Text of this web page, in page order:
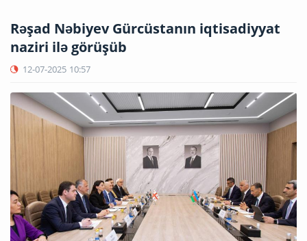
Rəşad Nəbiyev Gürcüstanın iqtisadiyyat
naziri ilə görüşüb
12-07-2025 10:57